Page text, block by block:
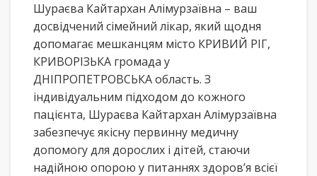
Шураєва Кайтархан Алімурзаївна – ваш
досвідчений сімейний лікар, який щодня
допомагає мешканцям місто КРИВИЙ РІГ,
КРИВОРІЗЬКА громада у
ДНІПРОПЕТРОВСЬКА область. З
індивідуальним підходом до кожного
пацієнта, Шураєва Кайтархан Алімурзаївна
забезпечує якісну первинну медичну
допомогу для дорослих і дітей, стаючи
надійною опорою у питаннях здоров’я всієї